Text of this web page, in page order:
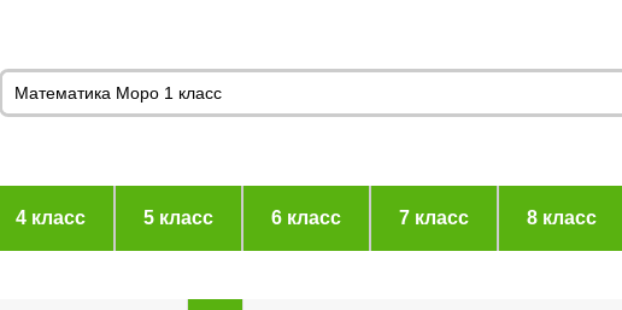
4 класс 5 класс 6 класс 7 класс 8 класс